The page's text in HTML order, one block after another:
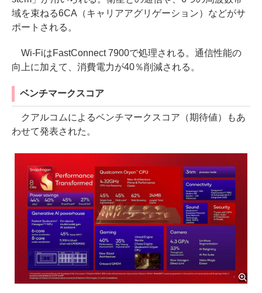
域を束ねる6CA（キャリアアグリゲーション）などがサ
ポートされる。
Wi-FiはFastConnect 7900で処理される。通信性能の
向上に加えて、消費電力が40％削減される。
ベンチマークスコア
クアルコムによるベンチマークスコア（期待値）もあ
わせて発表された。